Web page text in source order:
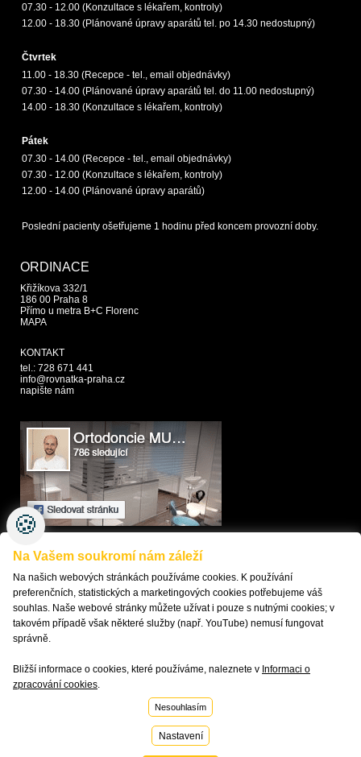
07.30 - 12.00 (Konzultace s lékařem, kontroly)
12.00 - 18.30 (Plánované úpravy aparátů tel. po 14.30 nedostupný)
Čtvrtek
11.00 - 18.30 (Recepce - tel., email objednávky)
07.30 - 14.00 (Plánované úpravy aparátů tel. do 11.00 nedostupný)
14.00 - 18.30 (Konzultace s lékařem, kontroly)
Pátek
07.30 - 14.00 (Recepce - tel., email objednávky)
07.30 - 12.00 (Konzultace s lékařem, kontroly)
12.00 - 14.00 (Plánované úpravy aparátů)
Poslední pacienty ošetřujeme 1 hodinu před koncem provozní doby.
ORDINACE
Křižíkova 332/1
186 00 Praha 8
Přímo u metra B+C Florenc
MAPA
KONTAKT
tel.: 728 671 441
info@rovnatka-praha.cz
napište nám
KONTAKTUJTE NÁS
MAPA SERVERU
ORTODONTICKÝ SLOVNÍK
PŘÍSTUPNOST
GDPR
ODKAZY
Vytvořilo
🍪
Na Vašem soukromí nám záleží
Na našich webových stránkách používáme cookies. K používání
preferenčních, statistických a marketingových cookies potřebujeme váš
souhlas. Naše webové stránky můžete užívat i pouze s nutnými cookies; v
takovém případě však některé služby (např. YouTube) nemusí fungovat
správně.
Bližší informace o cookies, které používáme, naleznete v Informaci o
zpracování cookies
Nesouhlasím
Nastavení